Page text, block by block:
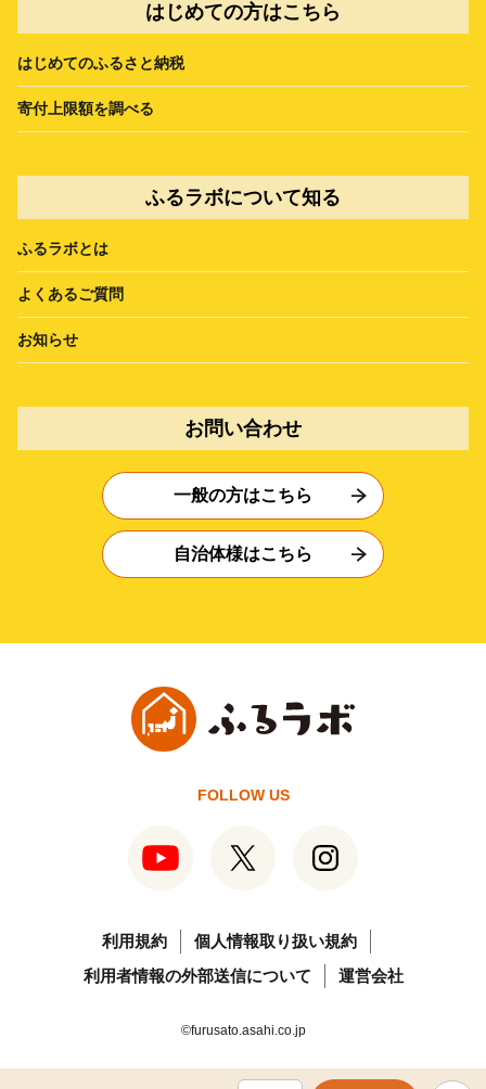
はじめての方はこちら
はじめてのふるさと納税
寄付上限額を調べる
ふるラボについて知る
ふるラボとは
よくあるご質問
お知らせ
お問い合わせ
一般の方はこちら
自治体様はこちら
FOLLOW US
利用規約
個人情報取り扱い規約
利用者情報の外部送信について
運営会社
©furusato.asahi.co.jp